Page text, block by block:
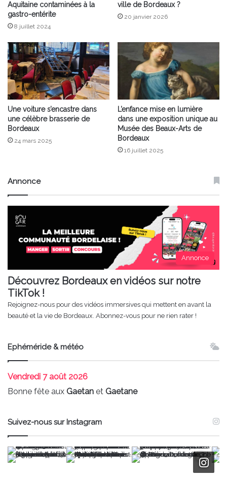
Aquitaine contaminées à la
gastro-entérite
8 juillet 2024
ville de Bordeaux ?
20 janvier 2026
Une voiture s’encastre dans
une célèbre brasserie de
Bordeaux
24 mars 2025
L’enfance mise en lumière
dans une exposition unique au
Musée des Beaux-Arts de
Bordeaux
16 juillet 2025
Annonce
Annonce
Découvrez Bordeaux en vidéos sur notre
TikTok !
Rejoignez-nous pour des vidéos immersives qui mettent en avant la
beauté et la vie de Bordeaux. Abonnez-vous pour ne rien rater !
Ephéméride & météo
Vendredi 7 août 2026
Bonne fête aux Gaetan et Gaetane
Suivez-nous sur Instagram